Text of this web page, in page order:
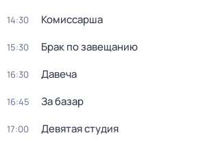
14:30 Комиссарша
15:30 Брак по завещанию
16:30 Давеча
16:45 За базар
17:00 Девятая студия